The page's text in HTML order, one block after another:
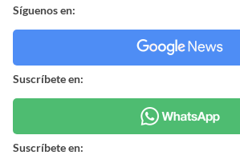
Síguenos en:
Suscríbete en:
Suscríbete en: